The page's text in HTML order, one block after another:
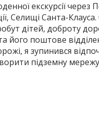
екскурсії
Селищі Санта-
дітей, доброту
його поштове
я зупинився
підземну